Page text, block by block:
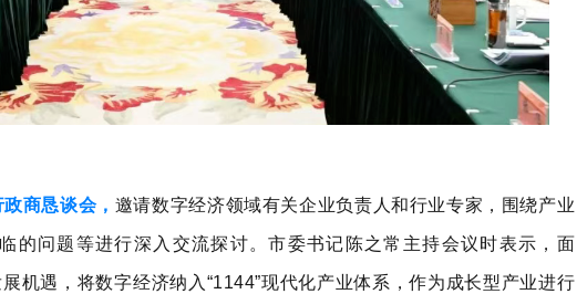
商恳谈会， 邀请数字经济领域有关企业负责人和行业专家，围绕产业
的问题等进行深入交流探讨。市委书记陈之常主持会议时表示，面
机遇，将数字经济纳入“1144”现代化产业体系，作为成长型产业进行